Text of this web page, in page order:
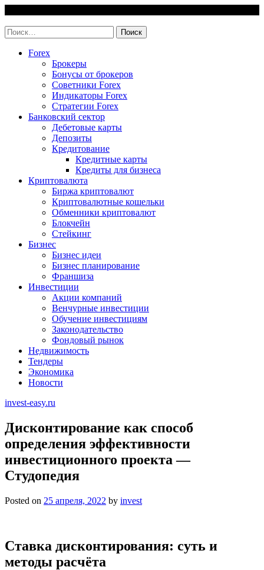
content
Найти:
Forex
Брокеры
Бонусы от брокеров
Советники Forex
Индикаторы Forex
Стратегии Forex
Банковский сектор
Дебетовые карты
Депозиты
Кредитование
Кредитные карты
Кредиты для бизнеса
Криптовалюта
Биржа криптовалют
Криптовалютные кошельки
Обменники криптовалют
Блокчейн
Стейкинг
Бизнес
Бизнес идеи
Бизнес планирование
Франшиза
Инвестиции
Акции компаний
Венчурные инвестиции
Обучение инвестициям
Законодательство
Фондовый рынок
Недвижимость
Тендеры
Экономика
Новости
invest-easy.ru
Дисконтирование как способ
определения эффективности
инвестиционного проекта —
Студопедия
Posted on 25 апреля, 2022 by invest
Ставка дисконтирования: суть и
методы расчёта